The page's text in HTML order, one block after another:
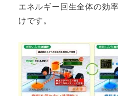
エネルギー回生全体の効
けです。